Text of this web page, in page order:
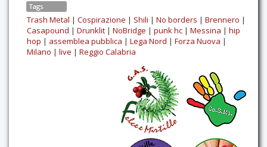
Tags
Trash Metal | Cospirazione | Shili | No borders | Brennero |
Casapound | Drunklit | NoBridge | punk hc | Messina | hip
hop | assemblea pubblica | Lega Nord | Forza Nuova |
Milano | live | Reggio Calabria